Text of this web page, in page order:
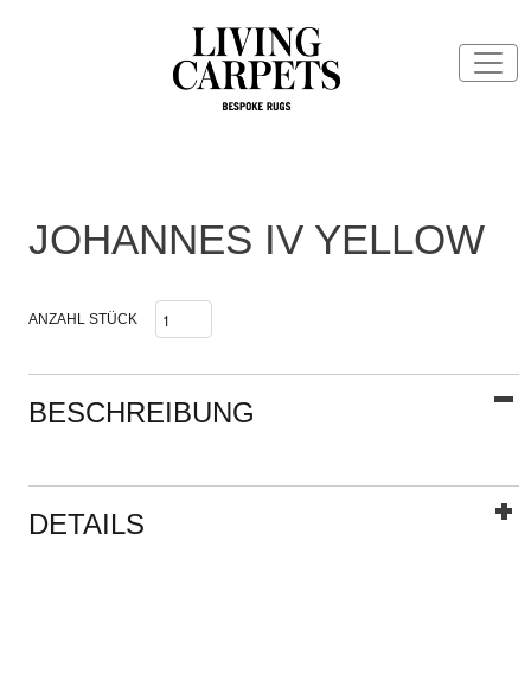
JOHANNES IV YELLOW
ANZAHL STÜCK
BESCHREIBUNG
DETAILS